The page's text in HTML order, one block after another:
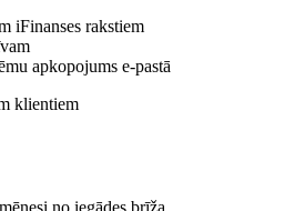
iFinanses rakstiem
apkopojums e-pastā
klientiem
no iegādes brīža